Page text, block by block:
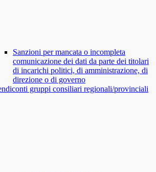
Sanzioni per mancata o incompleta
comunicazione dei dati da parte dei titolari
di incarichi politici, di amministrazione, di
direzione o di governo
gruppi consiliari regionali/provinciali